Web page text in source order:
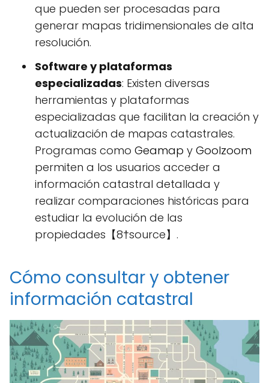
que pueden ser procesadas para
generar mapas tridimensionales de alta
resolución.
Software y plataformas
especializadas: Existen diversas
herramientas y plataformas
especializadas que facilitan la creación y
actualización de mapas catastrales.
Programas como Geamap y Goolzoom
permiten a los usuarios acceder a
información catastral detallada y
realizar comparaciones históricas para
estudiar la evolución de las
propiedades【8†source】.
Cómo consultar y obtener
información catastral